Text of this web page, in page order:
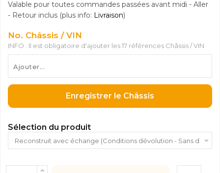
Valable pour toutes commandes passées avant midi - Aller
- Retour inclus (plus info: Livraison)
No. Châssis / VIN
INFO : Il est obligatoire d'ajouter les 17 références Châssis / VIN
Enregistrer le Châssis
Sélection du produit